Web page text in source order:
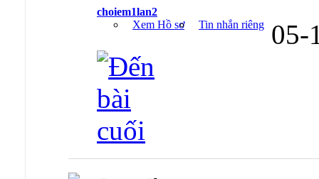
choiem1lan2
Xem Hồ sơ
Tin nhắn riêng 05-